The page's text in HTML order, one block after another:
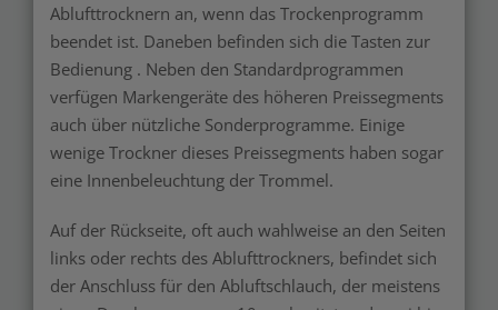
Ablufttrocknern an, wenn das Trockenprogramm
beendet ist. Daneben befinden sich die Tasten zur
Bedienung . Neben den Standardprogrammen
verfügen Markengeräte des höheren Preissegments
auch über nützliche Sonderprogramme. Einige
wenige Trockner dieses Preissegments haben sogar
eine Innenbeleuchtung der Trommel.
Auf der Rückseite, oft auch wahlweise an den Seiten
links oder rechts des Ablufttrockners, befindet sich
der Anschluss für den Abluftschlauch, der meistens